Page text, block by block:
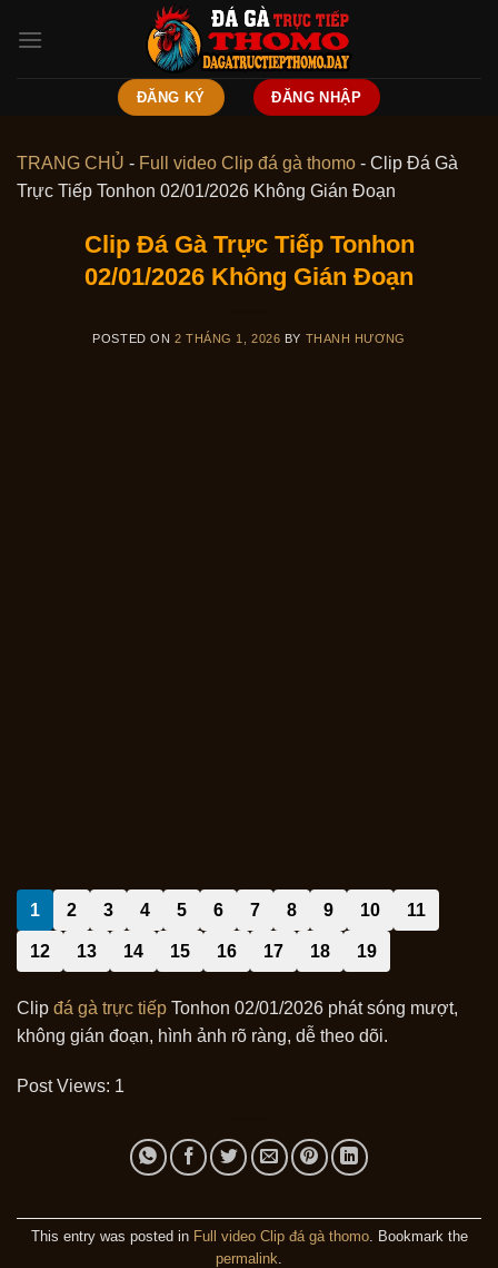
ĐĂNG KÝ ĐĂNG NHẬP
TRANG CHỦ - Full video Clip đá gà thomo - Clip Đá Gà
Trực Tiếp Tonhon 02/01/2026 Không Gián Đoạn
Clip Đá Gà Trực Tiếp Tonhon
02/01/2026 Không Gián Đoạn
POSTED ON 2 THÁNG 1, 2026 BY THANH HƯƠNG
1 2 3 4 5 6 7 8 9 10 11
12 13 14 15 16 17 18 19
Clip đá gà trực tiếp Tonhon 02/01/2026 phát sóng mượt,
không gián đoạn, hình ảnh rõ ràng, dễ theo dõi.
Post Views: 1
This entry was posted in Full video Clip đá gà thomo. Bookmark the
permalink